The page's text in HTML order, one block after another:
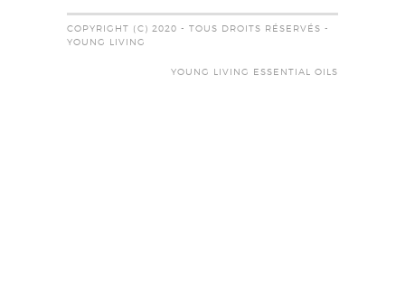
COPYRIGHT (C) 2020 - TOUS DROITS RÉSERVÉS -
YOUNG LIVING
YOUNG LIVING ESSENTIAL OILS